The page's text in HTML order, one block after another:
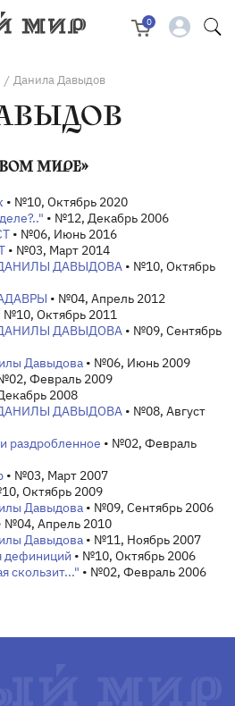
0
/ Данила Давыдов
МИРЕ»
• №10, Октябрь 2020
• №12, Декабрь 2006
• №06, Июнь 2016
• №03, Март 2014
ДАВЫДОВА • №10, Октябрь
• №04, Апрель 2012
№10, Октябрь 2011
ДАВЫДОВА • №09, Сентябрь
Давыдова • №06, Июнь 2009
Февраль 2009
2008
ДАВЫДОВА • №08, Август
раздробленное • №02, Февраль
• №03, Март 2007
Октябрь 2009
Давыдова • №09, Сентябрь 2006
№04, Апрель 2010
Давыдова • №11, Ноябрь 2007
дефиниций • №10, Октябрь 2006
скользит..." • №02, Февраль 2006